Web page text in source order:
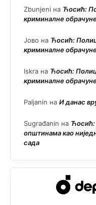
Zbunjeni на Ћосић:
криминалне
Јово на Ћосић:
криминалне
Iskra на Ћосић:
криминалне
Paljanin на И данас
Sugrađanin на
општинама као
сада